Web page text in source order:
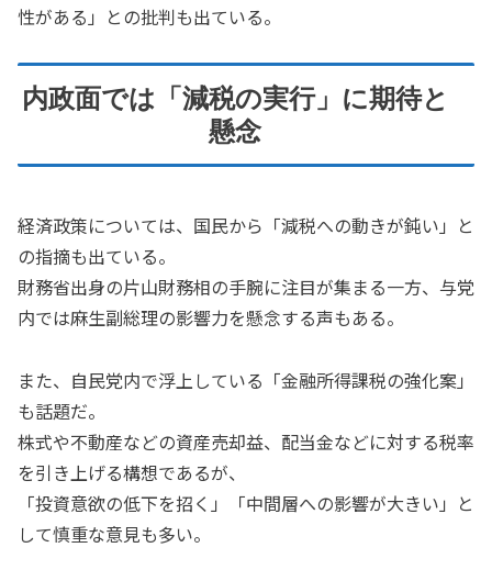
性がある」との批判も出ている。
内政面では「減税の実行」に期待と
懸念
経済政策については、国民から「減税への動きが鈍い」と
の指摘も出ている。
財務省出身の片山財務相の手腕に注目が集まる一方、与党
内では麻生副総理の影響力を懸念する声もある。
また、自民党内で浮上している「金融所得課税の強化案」
も話題だ。
株式や不動産などの資産売却益、配当金などに対する税率
を引き上げる構想であるが、
「投資意欲の低下を招く」「中間層への影響が大きい」と
して慎重な意見も多い。